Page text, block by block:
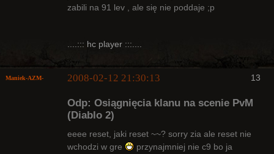
zabili na 91 lev , ale się nie poddaje ;p
....::: hc player :::....
13
Maniek-AZM- 2008-02-12 21:30:13
Odp: Osiągnięcia klanu na scenie PvM
(Diablo 2)
eeee reset, jaki reset ~~? sorry zia ale reset nie
wchodzi w gre
przynajmniej nie c9 bo ja